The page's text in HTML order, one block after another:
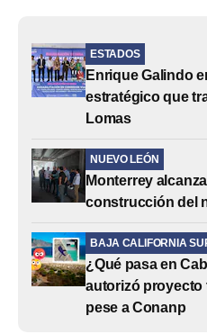
ESTADOS
Enrique Galindo
estratégico que
Lomas
NUEVO LEÓN
Monterrey
construcción del
BAJA CALIFORNIA
¿Qué pasa en
autorizó proyecto
pese a Conanp